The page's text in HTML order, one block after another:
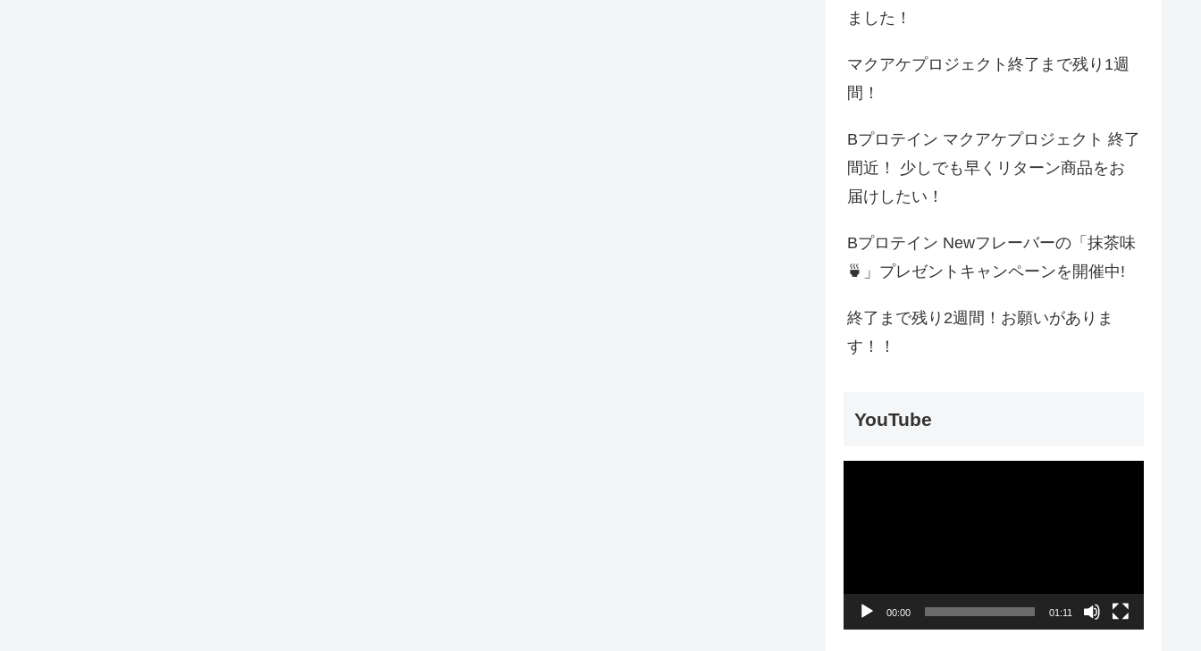
ました！
マクアケプロジェクト終了まで残り1週
間！
Bプロテイン マクアケプロジェクト 終了
間近！ 少しでも早くリターン商品をお
届けしたい！
Bプロテイン Newフレーバーの「抹茶味
🍵」プレゼントキャンペーンを開催中!
終了まで残り2週間！お願いがありま
す！！
YouTube
00:00 01:11